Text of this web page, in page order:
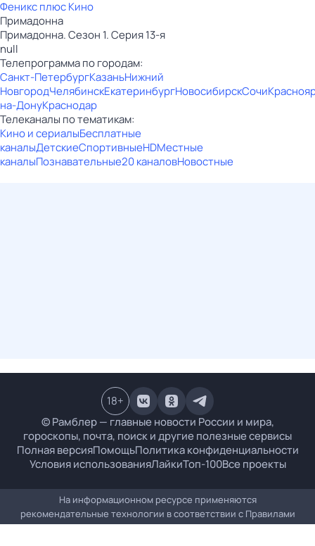
Феникс плюс Кино
Примадонна
Примадонна. Сезон 1. Серия 13-я
null
Телепрограмма по городам:
Санкт-ПетербургКазаньНижний
НовгородЧелябинскЕкатеринбургНовосибирскСочи
на-ДонуКраснодар
Телеканалы по тематикам:
Кино и сериалыБесплатные
каналыДетскиеСпортивныеHDМестные
каналыПознавательные20 каналовНовостные
© Рамблер — главные новости России и мира,
гороскопы, почта, поиск и другие полезные сервисы
Полная версияПомощьПолитика конфиденциальности
Условия использованияЛайкиТоп-100Все проекты
18+
На информационном ресурсе применяются
рекомендательные технологии в соответствии с Правилами